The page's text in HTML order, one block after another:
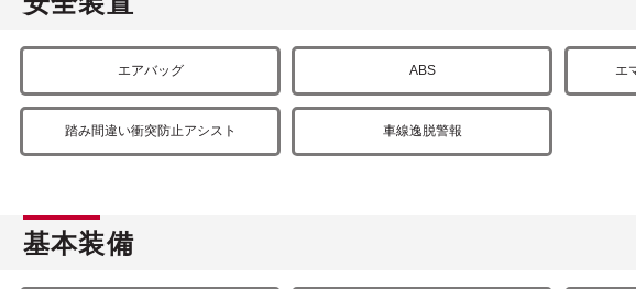
エアバッグ ABS エ
踏み間違い衝突防止アシスト 車線逸脱警報
基本装備